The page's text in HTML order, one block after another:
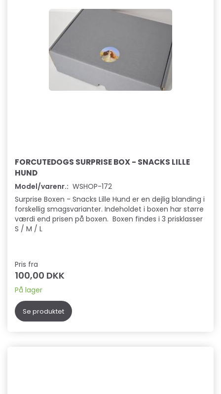
FORCUTEDOGS SURPRISE BOX - SNACKS LILLE
HUND
Model/varenr.: WSHOP-172
Surprise Boxen - Snacks Lille Hund er en dejlig blanding i
forskellig smagsvarianter. Indeholdet i boxen har større
værdi end prisen på boxen. Boxen findes i 3 prisklasser
S / M / L
Pris fra
100,00 DKK
På lager
Se produktet